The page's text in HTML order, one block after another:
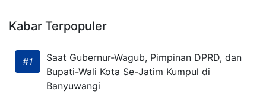
Kabar Terpopuler
#1
Saat Gubernur-Wagub, Pimpinan DPRD, dan
Bupati-Wali Kota Se-Jatim Kumpul di
Banyuwangi